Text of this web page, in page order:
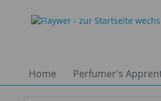
Home Perfumer's